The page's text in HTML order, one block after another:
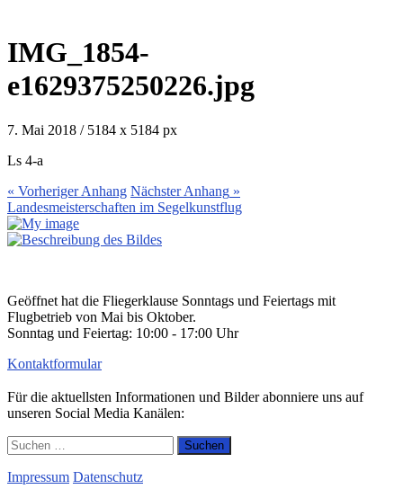
IMG_1854-
e1629375250226.jpg
7. Mai 2018 / 5184 x 5184 px
Ls 4-a
« VorherigerAnhang NächsterAnhang »
Landesmeisterschaften im Segelkunstflug
Geöffnet hat die Fliegerklause Sonntags und Feiertags mit
Flugbetrieb von Mai bis Oktober.
Sonntag und Feiertag: 10:00 - 17:00 Uhr
Kontaktformular
Für die aktuellsten Informationen und Bilder abonniere uns auf
unseren Social Media Kanälen:
Suchen
nach:
Impressum Datenschutz